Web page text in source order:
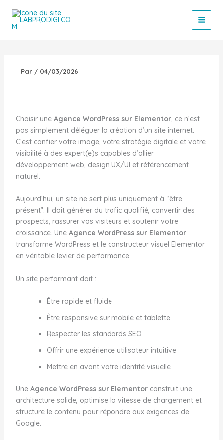
contenu
Par / 04/03/2026
Choisir une Agence WordPress sur Elementor, ce n’est
pas simplement déléguer la création d’un site internet.
C’est confier votre image, votre stratégie digitale et votre
visibilité à des expert(e)s capables d’allier
développement web, design UX/UI et référencement
naturel.
Aujourd’hui, un site ne sert plus uniquement à “être
présent”. Il doit générer du trafic qualifié, convertir des
prospects, rassurer vos visiteurs et soutenir votre
croissance. Une Agence WordPress sur Elementor
transforme WordPress et le constructeur visuel Elementor
en véritable levier de performance.
Un site performant doit :
Être rapide et fluide
Être responsive sur mobile et tablette
Respecter les standards SEO
Offrir une expérience utilisateur intuitive
Mettre en avant votre identité visuelle
Une Agence WordPress sur Elementorconstruit une
architecture solide, optimise la vitesse de chargement et
structure le contenu pour répondre aux exigences de
Google.